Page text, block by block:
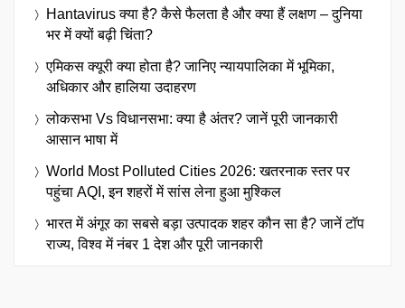
Hantavirus क्या है? कैसे फैलता है और क्या हैं लक्षण – दुनिया
भर में क्यों बढ़ी चिंता?
एमिकस क्यूरी क्या होता है? जानिए न्यायपालिका में भूमिका,
अधिकार और हालिया उदाहरण
लोकसभा Vs विधानसभा: क्या है अंतर? जानें पूरी जानकारी
आसान भाषा में
World Most Polluted Cities 2026: खतरनाक स्तर पर
पहुंचा AQI, इन शहरों में सांस लेना हुआ मुश्किल
भारत में अंगूर का सबसे बड़ा उत्पादक शहर कौन सा है? जानें टॉप
राज्य, विश्व में नंबर 1 देश और पूरी जानकारी